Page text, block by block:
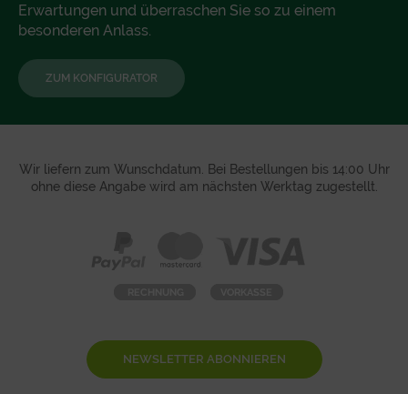
Erwartungen und überraschen Sie so zu einem
besonderen Anlass.
ZUM KONFIGURATOR
Wir liefern zum Wunschdatum. Bei Bestellungen bis 14:00 Uhr
ohne diese Angabe wird am nächsten Werktag zugestellt.
NEWSLETTER ABONNIEREN